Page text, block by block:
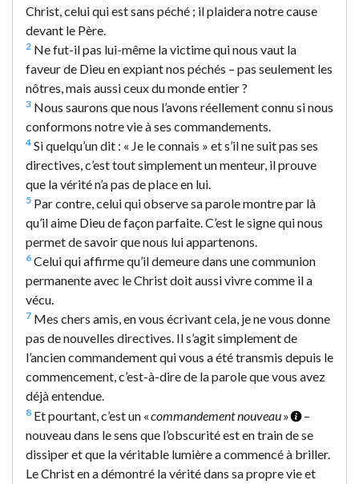
Christ, celui qui est sans péché ; il plaidera notre cause
devant le Père.
2 Ne fut-il pas lui-même la victime qui nous vaut la
faveur de Dieu en expiant nos péchés – pas seulement les
nôtres, mais aussi ceux du monde entier ?
3 Nous saurons que nous l’avons réellement connu si nous
conformons notre vie à ses commandements.
4 Si quelqu’un dit : « Je le connais » et s’il ne suit pas ses
directives, c’est tout simplement un menteur, il prouve
que la vérité n’a pas de place en lui.
5 Par contre, celui qui observe sa parole montre par là
qu’il aime Dieu de façon parfaite. C’est le signe qui nous
permet de savoir que nous lui appartenons.
6 Celui qui affirme qu’il demeure dans une communion
permanente avec le Christ doit aussi vivre comme il a
vécu.
7 Mes chers amis, en vous écrivant cela, je ne vous donne
pas de nouvelles directives. Il s’agit simplement de
l’ancien commandement qui vous a été transmis depuis le
commencement, c’est-à-dire de la parole que vous avez
déjà entendue.
8 Et pourtant, c’est un «commandement nouveau»
–
nouveau dans le sens que l’obscurité est en train de se
dissiper et que la véritable lumière a commencé à briller.
Le Christ en a démontré la vérité dans sa propre vie et